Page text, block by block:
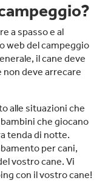
a spasso e al
web del campeggio
il cane deve
deve arrecare
alle situazioni che
che giocano
tenda di notte.
per cani,
vostro cane. Vi
con il vostro cane!